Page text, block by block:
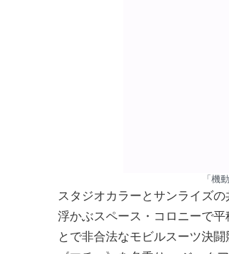
「機
スタジオカラーとサンライズ
浮かぶスペース・コロニーで
とで非合法なモビルスーツ決